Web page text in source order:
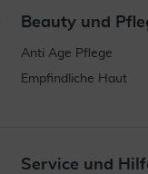
Beauty und
Anti Age Pflege
Empfindliche Haut
Service und